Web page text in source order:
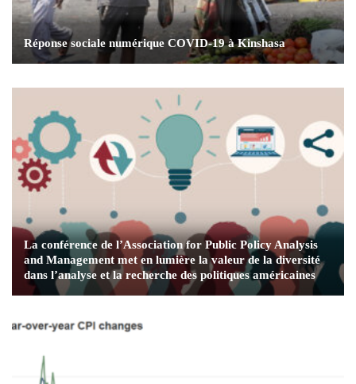
Réponse sociale numérique COVID-19 à Kinshasa
La conférence de l’Association for Public Policy Analysis
and Management met en lumière la valeur de la diversité
dans l’analyse et la recherche des politiques américaines